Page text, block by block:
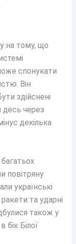
на тому, що
спонукати
Він
здійснені
через
декілька
повітряну
українські
та ударні
також у
бік Білої